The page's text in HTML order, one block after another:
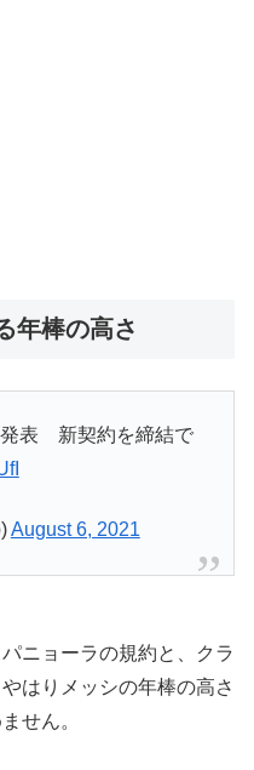
年棒の高さ
発表 新契約を締結で
August 6, 2021
ニョーラの規約と、クラ
はりメッシの年棒の高さ
せん。